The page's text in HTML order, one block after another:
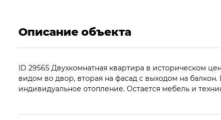
Описание объекта
ID 29565 Двухкомнатная квартира в историческом
видом во двор, вторая на фасад с выходом на
индивидуальное отопление. Остается мебель и